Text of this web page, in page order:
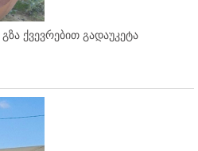
ქვევრებით გადაუკეტა